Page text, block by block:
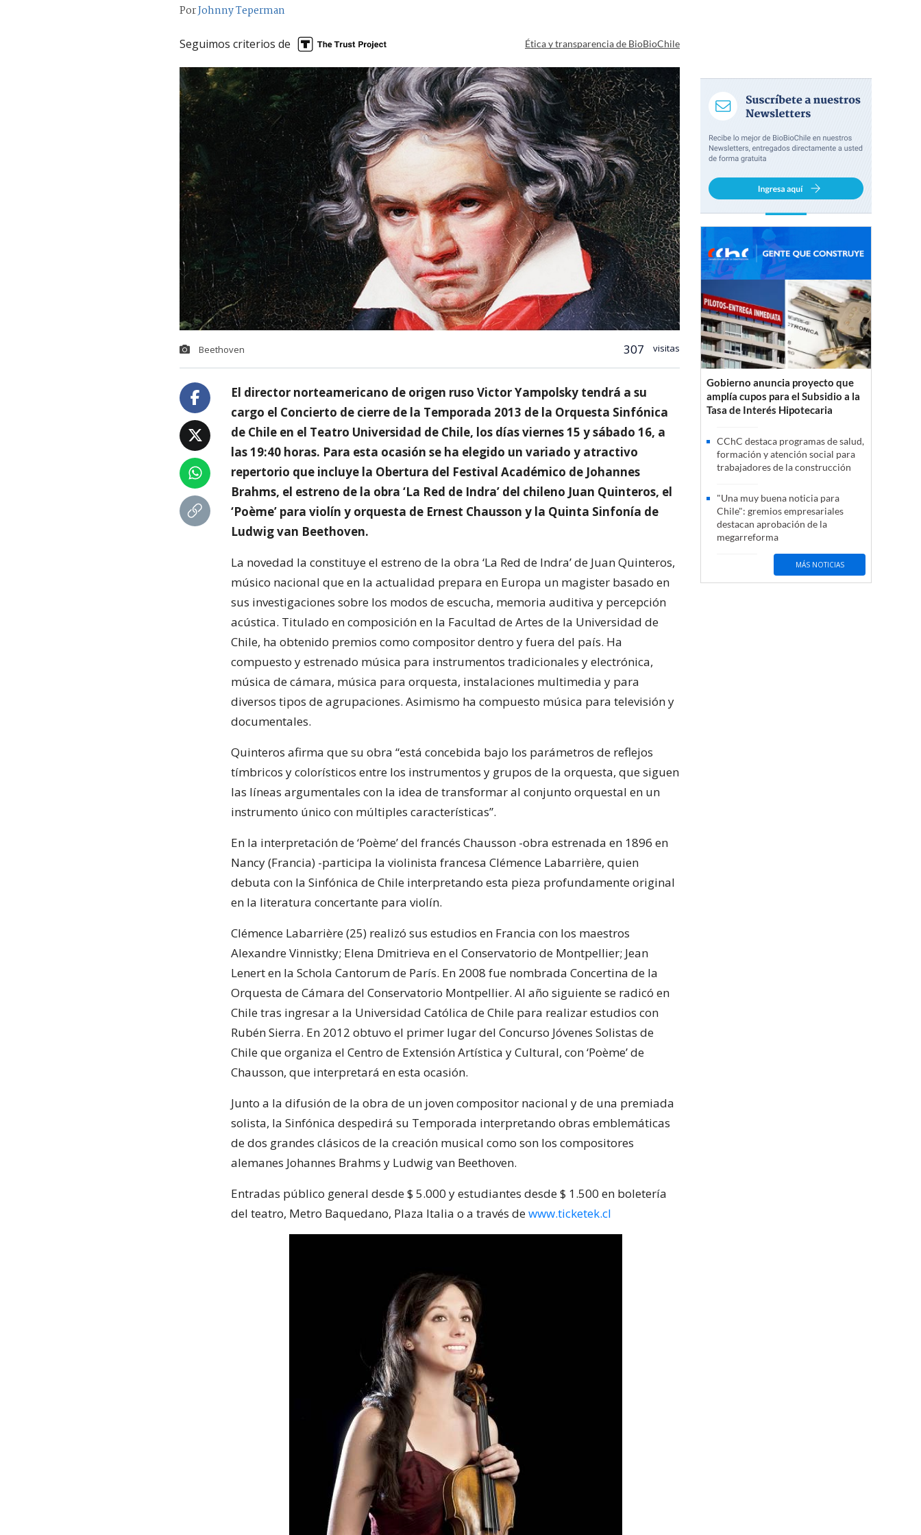
PorJohnny Teperman
Seguimos criterios de Ética y transparencia de BioBioChile
Beethoven 307 visitas
El director norteamericano de origen ruso Victor Yampolsky tendrá a su
cargo el Concierto de cierre de la Temporada 2013 de la Orquesta Sinfónica
de Chile en el Teatro Universidad de Chile, los días viernes 15 y sábado 16, a
las 19:40 horas. Para esta ocasión se ha elegido un variado y atractivo
repertorio que incluye la Obertura del Festival Académico de Johannes
Brahms, el estreno de la obra ‘La Red de Indra’ del chileno Juan Quinteros, el
‘Poème’ para violín y orquesta de Ernest Chausson y la Quinta Sinfonía de
Ludwig van Beethoven.
La novedad la constituye el estreno de la obra ‘La Red de Indra’ de Juan Quinteros,
músico nacional que en la actualidad prepara en Europa un magister basado en
sus investigaciones sobre los modos de escucha, memoria auditiva y percepción
acústica. Titulado en composición en la Facultad de Artes de la Universidad de
Chile, ha obtenido premios como compositor dentro y fuera del país. Ha
compuesto y estrenado música para instrumentos tradicionales y electrónica,
música de cámara, música para orquesta, instalaciones multimedia y para
diversos tipos de agrupaciones. Asimismo ha compuesto música para televisión y
documentales.
Quinteros afirma que su obra “está concebida bajo los parámetros de reflejos
tímbricos y colorísticos entre los instrumentos y grupos de la orquesta, que siguen
las líneas argumentales con la idea de transformar al conjunto orquestal en un
instrumento único con múltiples características”.
En la interpretación de ‘Poème’ del francés Chausson -obra estrenada en 1896 en
Nancy (Francia) -participa la violinista francesa Clémence Labarrière, quien
debuta con la Sinfónica de Chile interpretando esta pieza profundamente original
en la literatura concertante para violín.
Clémence Labarrière (25) realizó sus estudios en Francia con los maestros
Alexandre Vinnistky; Elena Dmitrieva en el Conservatorio de Montpellier; Jean
Lenert en la Schola Cantorum de París. En 2008 fue nombrada Concertina de la
Orquesta de Cámara del Conservatorio Montpellier. Al año siguiente se radicó en
Chile tras ingresar a la Universidad Católica de Chile para realizar estudios con
Rubén Sierra. En 2012 obtuvo el primer lugar del Concurso Jóvenes Solistas de
Chile que organiza el Centro de Extensión Artística y Cultural, con ‘Poème’ de
Chausson, que interpretará en esta ocasión.
Junto a la difusión de la obra de un joven compositor nacional y de una premiada
solista, la Sinfónica despedirá su Temporada interpretando obras emblemáticas
de dos grandes clásicos de la creación musical como son los compositores
alemanes Johannes Brahms y Ludwig van Beethoven.
Entradas público general desde $ 5.000 y estudiantes desde $ 1.500 en boletería
del teatro, Metro Baquedano, Plaza Italia o a través dewww.ticketek.cl
Gobierno anuncia proyecto que
amplía cupos para el Subsidio a la
Tasa de Interés Hipotecaria
CChC destaca programas de salud,
formación y atención social para
trabajadores de la construcción
"Una muy buena noticia para
Chile": gremios empresariales
destacan aprobación de la
megarreforma
MÁS NOTICIAS